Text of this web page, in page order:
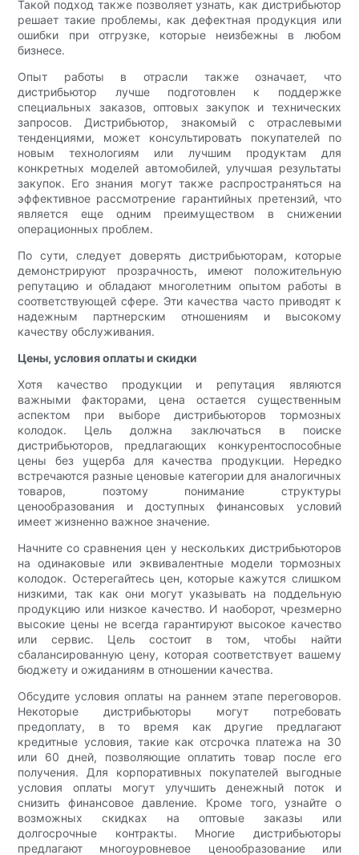
Такой подход также позволяет узнать, как дистрибьютор
решает такие проблемы, как дефектная продукция или
ошибки при отгрузке, которые неизбежны в любом
бизнесе.
Опыт работы в отрасли также означает, что
дистрибьютор лучше подготовлен к поддержке
специальных заказов, оптовых закупок и технических
запросов. Дистрибьютор, знакомый с отраслевыми
тенденциями, может консультировать покупателей по
новым технологиям или лучшим продуктам для
конкретных моделей автомобилей, улучшая результаты
закупок. Его знания могут также распространяться на
эффективное рассмотрение гарантийных претензий, что
является еще одним преимуществом в снижении
операционных проблем.
По сути, следует доверять дистрибьюторам, которые
демонстрируют прозрачность, имеют положительную
репутацию и обладают многолетним опытом работы в
соответствующей сфере. Эти качества часто приводят к
надежным партнерским отношениям и высокому
качеству обслуживания.
Цены, условия оплаты и скидки
Хотя качество продукции и репутация являются
важными факторами, цена остается существенным
аспектом при выборе дистрибьюторов тормозных
колодок. Цель должна заключаться в поиске
дистрибьюторов, предлагающих конкурентоспособные
цены без ущерба для качества продукции. Нередко
встречаются разные ценовые категории для аналогичных
товаров, поэтому понимание структуры
ценообразования и доступных финансовых условий
имеет жизненно важное значение.
Начните со сравнения цен у нескольких дистрибьюторов
на одинаковые или эквивалентные модели тормозных
колодок. Остерегайтесь цен, которые кажутся слишком
низкими, так как они могут указывать на поддельную
продукцию или низкое качество. И наоборот, чрезмерно
высокие цены не всегда гарантируют высокое качество
или сервис. Цель состоит в том, чтобы найти
сбалансированную цену, которая соответствует вашему
бюджету и ожиданиям в отношении качества.
Обсудите условия оплаты на раннем этапе переговоров.
Некоторые дистрибьюторы могут потребовать
предоплату, в то время как другие предлагают
кредитные условия, такие как отсрочка платежа на 30
или 60 дней, позволяющие оплатить товар после его
получения. Для корпоративных покупателей выгодные
условия оплаты могут улучшить денежный поток и
снизить финансовое давление. Кроме того, узнайте о
возможных скидках на оптовые заказы или
долгосрочные контракты. Многие дистрибьюторы
предлагают многоуровневое ценообразование или